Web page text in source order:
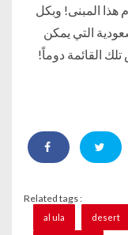
المبنى! وبكل
التي يمكن
القائمة دوماً!
Related tags :
al ula desert